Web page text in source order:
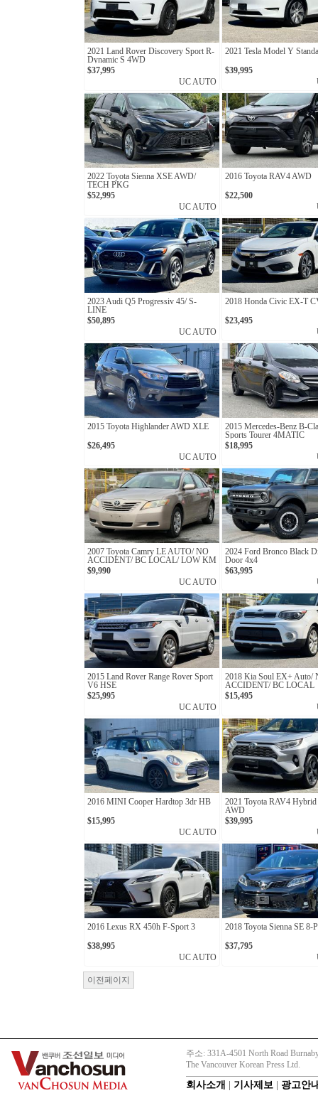
2021 Land Rover Discovery Sport R-
Dynamic S 4WD
$37,995
UC AUTO
2021 Tesla Model Y
$39,995
2022 Toyota Sienna XSE AWD/
TECH PKG
$52,995
UC AUTO
2016 Toyota RAV4 AWD
$22,500
2023 Audi Q5 Progressiv 45/ S-
LINE
$50,895
UC AUTO
2018 Honda Civic EX-T
$23,495
2015 Toyota Highlander AWD XLE
$26,495
UC AUTO
2015 Mercedes-Benz B-
Sports Tourer 4MATIC
$18,995
2007 Toyota Camry LE AUTO/ NO
ACCIDENT/ BC LOCAL/ LOW KM
$9,990
UC AUTO
2024 Ford Bronco Black
Door 4x4
$63,995
2015 Land Rover Range Rover Sport
V6 HSE
$25,995
UC AUTO
2018 Kia Soul EX+ Auto/
ACCIDENT/ BC LOCAL
$15,495
2016 MINI Cooper Hardtop 3dr HB
$15,995
UC AUTO
2021 Toyota RAV4
AWD
$39,995
2016 Lexus RX 450h F-Sport 3
$38,995
UC AUTO
2018 Toyota Sienna SE 8-
$37,795
이전페이지
주소: 331A-4501 North Road
The Vancouver Korean Press Ltd.
회사소개 기사제보 광고안